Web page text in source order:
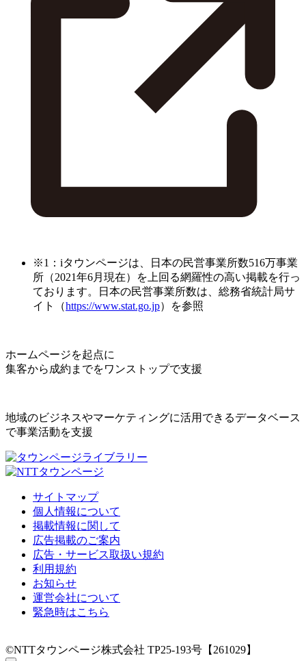
※1：iタウンページは、日本の民営事業所数516万事業
所（2021年6月現在）を上回る網羅性の高い掲載を行っ
ております。日本の民営事業所数は、総務省統計局サ
イト（https://www.stat.go.jp）を参照
ホームページを起点に
集客から成約までをワンストップで支援
地域のビジネスやマーケティングに活用できるデータベース
で事業活動を支援
サイトマップ
個人情報について
掲載情報に関して
広告掲載のご案内
広告・サービス取扱い規約
利用規約
お知らせ
運営会社について
緊急時はこちら
©NTTタウンページ株式会社 TP25-193号【261029】